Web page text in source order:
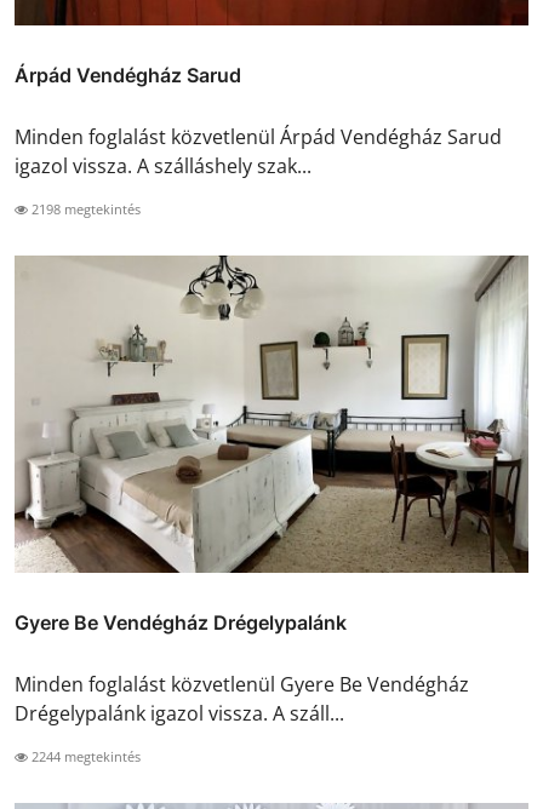
Árpád Vendégház Sarud
Minden foglalást közvetlenül Árpád Vendégház Sarud
igazol vissza. A szálláshely szak...
2198 megtekintés
Gyere Be Vendégház Drégelypalánk
Minden foglalást közvetlenül Gyere Be Vendégház
Drégelypalánk igazol vissza. A száll...
2244 megtekintés